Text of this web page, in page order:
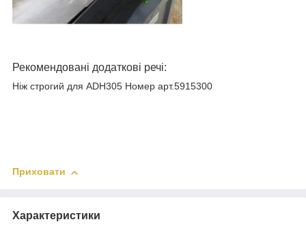
Рекомендовані додаткові речі:
Ніж строгий для ADH305 Номер арт.5915300
Приховати
Характеристики